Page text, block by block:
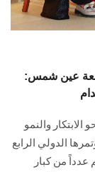
عين شمس:
والنمو
الدولي الرابع
من كبار